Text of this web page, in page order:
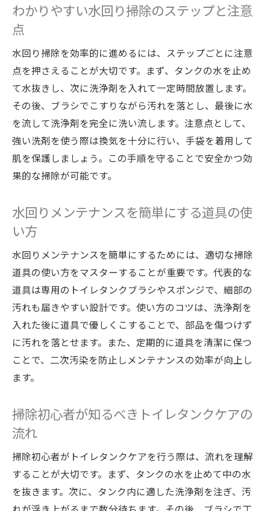
わかりやすい水回り掃除のステップと注意
点
水回り掃除を効率的に進めるには、ステップごとに注意
点を押さえることが大切です。まず、タンクの水を止め
て水抜きし、次に洗浄剤を入れて一定時間放置します。
その後、ブラシでこすりながら汚れを落とし、最後に水
を流して洗浄剤を完全に洗い流します。注意点として、
強い洗剤を使う際は換気を十分に行い、手袋を着用して
肌を保護しましょう。この手順を守ることで安全かつ効
果的な掃除が可能です。
水回りメンテナンスを簡単にする道具の使
い方
水回りメンテナンスを簡単にするためには、適切な掃除
道具の使い方をマスターすることが重要です。代表的な
道具は専用のトイレタンクブラシやスポンジで、細部の
汚れも届きやすい設計です。使い方のコツは、洗浄剤を
入れた後に道具で優しくこすることで、部品を傷つけず
に汚れを落とせます。また、定期的に道具を清潔に保つ
ことで、二次汚染を防止しメンテナンスの効率が向上し
ます。
掃除初心者が知るべきトイレタンクケアの
流れ
掃除初心者がトイレタンクケアを行う際は、流れを理解
することが大切です。まず、タンクの水を止めて中の水
を抜きます。次に、タンク内に適した洗浄剤を注ぎ、汚